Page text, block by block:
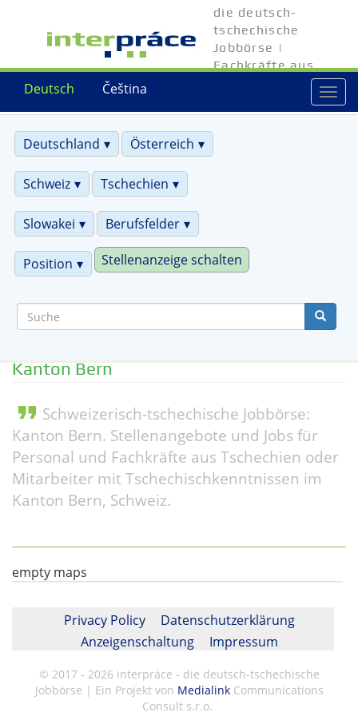
Čeština
Deutsch
die deutsch-
tschechische
Jobbörse |
Fachkräfte aus
Tschechien
Deutschland
Österreich
Schweiz Tschechien
Slowakei Berufsfelder
Position Stellenanzeige schalten
Kanton Bern
format_quote Schweizerisch-tschechische Jobbörse:
Kanton Bern. Stellenangebote und Jobs für
Personal und Fachkräfte aus Tschechien oder
Mitarbeiter mit Tschechischkenntnissen im
Kanton Bern, Schweiz.
empty maps
Privacy Policy
Datenschutzerklärung
Anzeigenschaltung
Impressum
© 2017 - 2026 interpráce - die deutsch-tschechische
Jobbörse | Ein Projekt von MedialinkCommunications
Consult s.r.o.